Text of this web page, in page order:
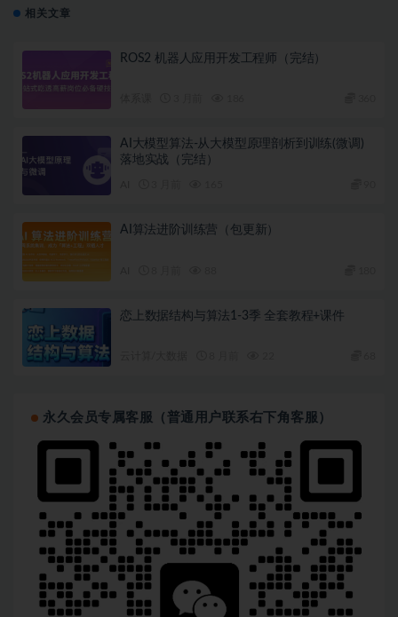
相关文章
ROS2 机器人应用开发工程师（完结）
AI大模型算法-从大模型原理剖析到训练(微调)
落地实战（完结）
AI算法进阶训练营（包更新）
恋上数据结构与算法1-3季 全套教程+课件
永久会员专属客服（普通用户联系右下角客服）